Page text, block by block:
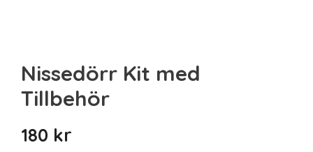
Nissedörr Kit med
Tillbehör
180 kr